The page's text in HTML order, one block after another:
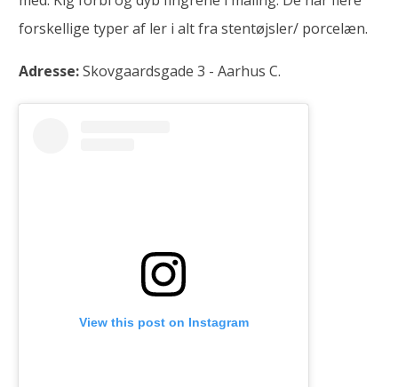
forskellige typer af ler i alt fra stentøjsler/ porcelæn.
Adresse:Skovgaardsgade 3 - Aarhus C.
View this post on Instagram